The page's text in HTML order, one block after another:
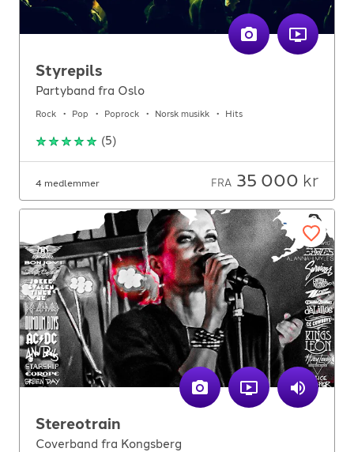
Styrepils
Partyband fra Oslo
Rock Pop Poprock Norsk musikk Hits
(5)
4 medlemmer FRA 35 000 kr
Stereotrain
Coverband fra Kongsberg